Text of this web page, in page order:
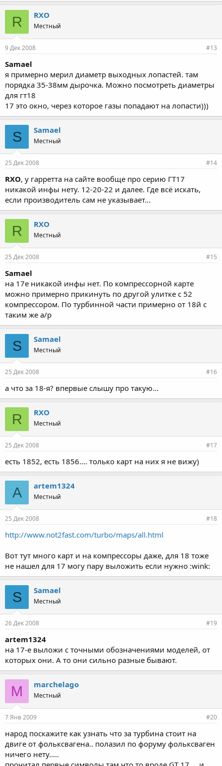
R RXO
Местный
9 Дек 2008 #13
Samael
я примерно мерил диаметр выходных лопастей. там
порядка 35-38мм дырочка. Можно посмотреть диаметры
для гт18
17 это окно, через которое газы попадают на лопасти)))
S Samael
Местный
25 Дек 2008 #14
RXO, у гарретта на сайте вообще про серию ГТ17
никакой инфы нету. 12-20-22 и далее. Где всё искать,
если производитель сам не указывает...
R RXO
Местный
25 Дек 2008 #15
Samael
на 17е никакой инфы нет. По компрессорной карте
можно примерно прикинуть по другой улитке с 52
компрессором. По турбинной части примерно от 18й с
таким же а/р
S Samael
Местный
25 Дек 2008 #16
а что за 18-я? впервые слышу про такую...
R RXO
Местный
25 Дек 2008 #17
есть 1852, есть 1856.... только карт на них я не вижу)
A artem1324
Местный
25 Дек 2008 #18
http://www.not2fast.com/turbo/maps/all.html
Вот тут много карт и на компрессоры даже, для 18 тоже
не нашел для 17 могу пару выложить если нужно :wink:
S Samael
Местный
26 Дек 2008 #19
artem1324
на 17-е выложи с точными обозначениями моделей, от
которых они. А то они сильно разные бывают.
M marchelago
Местный
7 Янв 2009 #20
народ поскажите как узнать что за турбина стоит на
двиге от фольксвагена.. полазил по форуму фольксваген
ничего нету.....